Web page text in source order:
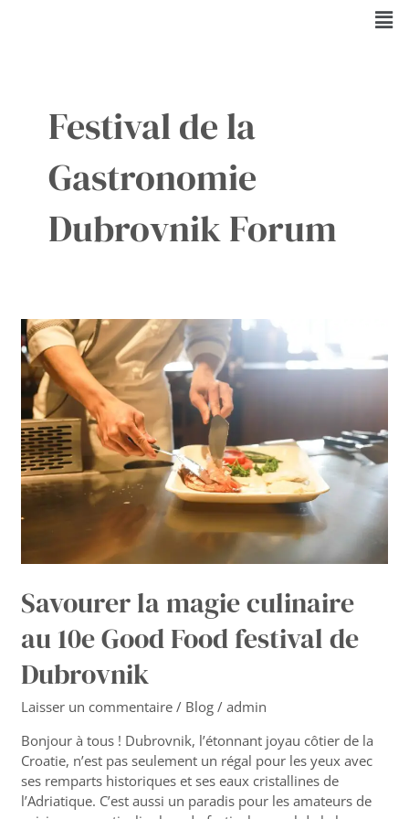
Festival de la
Gastronomie
Dubrovnik Forum
Savourer la magie culinaire
au 10e Good Food festival de
Dubrovnik
Laisser un commentaire / Blog /admin
Bonjour à tous ! Dubrovnik, l’étonnant joyau côtier de la
Croatie, n’est pas seulement un régal pour les yeux avec
ses remparts historiques et ses eaux cristallines de
l’Adriatique. C’est aussi un paradis pour les amateurs de
Savourer
la
magie
culinaire
au
10e
Good
Food
festival